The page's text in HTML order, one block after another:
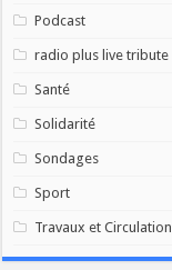
Podcast
radio plus live tribute
Santé
Solidarité
Sondages
Sport
Travaux et Circulation